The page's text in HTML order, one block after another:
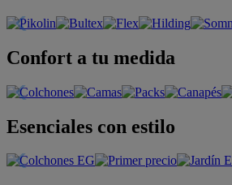
Confort a tu medida
Esenciales con estilo